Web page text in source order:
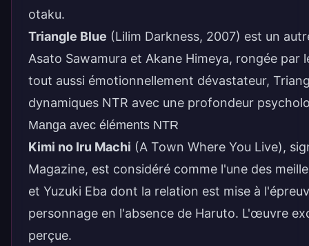
otaku.
Triangle Blue (Lilim Darkness, 2007) est un
Asato Sawamura et Akane Himeya, rongée par
tout aussi émotionnellement dévastateur,
dynamiques NTR avec une profondeur
Manga avec éléments NTR
Kimi no Iru Machi (A Town Where You Live),
Magazine, est considéré comme l'une des
et Yuzuki Eba dont la relation est mise à
personnage en l'absence de Haruto. L'œuvre
perçue.